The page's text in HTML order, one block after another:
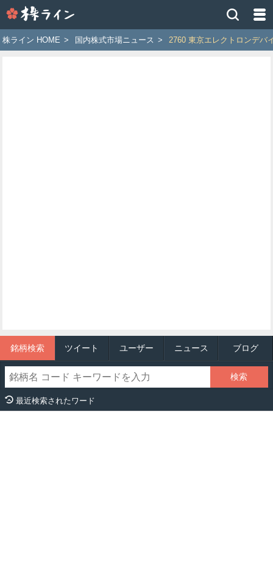
イ
ン
株ライン HOME > 国内株式市場ニュース > 2760 東京エレクトロンデバ
銘柄検索 ツイート ユーザー ニュース ブログ
最近検索されたワード